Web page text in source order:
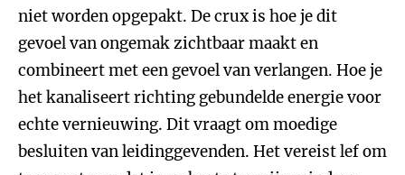
niet worden opgepakt. De crux is hoe je dit
gevoel van ongemak zichtbaar maakt en
combineert met een gevoel van verlangen. Hoe je
het kanaliseert richting gebundelde energie voor
echte vernieuwing. Dit vraagt om moedige
besluiten van leidinggevenden. Het vereist lef om